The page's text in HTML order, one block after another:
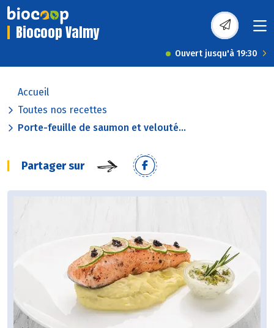
Biocoop Valmy
Ouvert jusqu'à 19:30
Accueil
Toutes nos recettes
Porte-feuille de saumon et velouté...
Partager sur